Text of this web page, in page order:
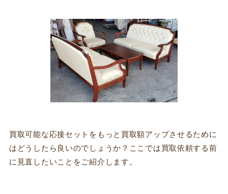
買取可能な応接セットをもっと買取額アップさせるために
はどうしたら良いのでしょうか？ここでは買取依頼する前
に見直したいことをご紹介します。